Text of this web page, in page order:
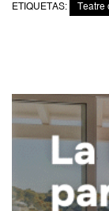
ETIQUETAS: Teatre